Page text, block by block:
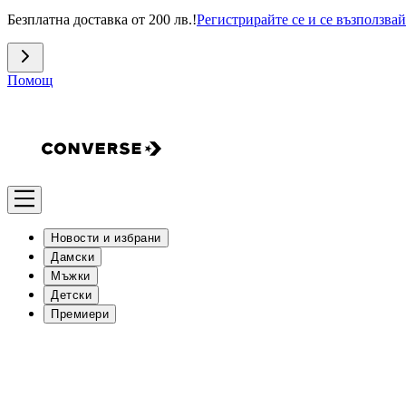
Безплатна доставка от 200 лв.!Регистрирайте се и се
Помощ
Новости и избрани
Дамски
Мъжки
Детски
Премиери